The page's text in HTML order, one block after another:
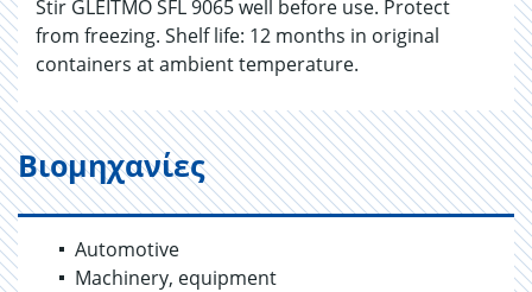
Stir GLEITMO SFL 9065 well before use. Protect
from freezing. Shelf life: 12 months in original
containers at ambient temperature.
Βιομηχανίες
Automotive
Machinery, equipment